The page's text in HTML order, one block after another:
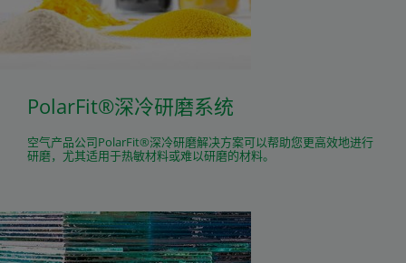
PolarFit®深冷研磨系统
空气产品公司PolarFit®深冷研磨解决方案可以帮助您更高效地进行
研磨，尤其适用于热敏材料或难以研磨的材料。